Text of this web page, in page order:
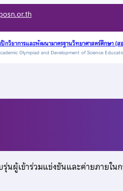
กวิชาการและพัฒนามาตรฐานวิทยาศาสตร์ศึกษา (ส
Olympiad and Development of Science
นผู้เข้าร่วมแข่งขันและค่ายภายใ